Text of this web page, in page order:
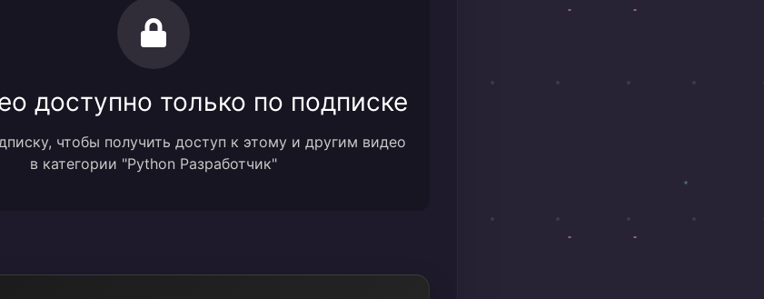
доступно только по подписке
чтобы получить доступ к этому и другим видео
в категории "Python Разработчик"